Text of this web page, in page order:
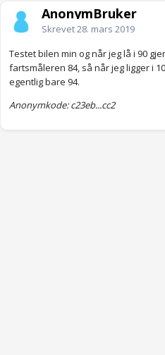
AnonymBruker
Skrevet28. mars 2019
Testet bilen min og når jeg lå i 90
fartsmåleren 84, så når jeg ligger i
egentlig bare 94.
Anonymkode: c23eb...cc2